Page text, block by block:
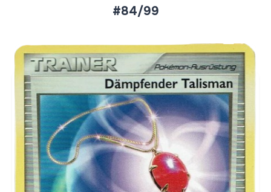
#84/99
Aktueller Marktpreis
€0,24
Normal